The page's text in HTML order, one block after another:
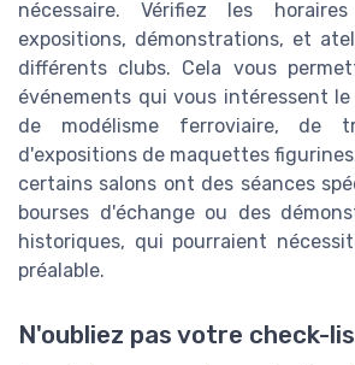
nécessaire. Vérifiez les
expositions, démonstrations, et
différents clubs. Cela vous
événements qui vous intéressent
de modélisme ferroviaire, de
d'expositions de maquettes
certains salons ont des séances
bourses d'échange ou des
historiques, qui pourraient
préalable.
N'oubliez pas votre check-